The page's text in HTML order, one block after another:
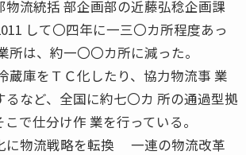
物流統括 部企画部の近藤弘稔企画課
して〇四年に一三〇カ所程度あっ
所は、約一〇〇カ所に減った。
蔵庫をＴＣ化したり、協力物流事 業
など、全国に約七〇カ 所の通過型拠
で仕分け作 業を行っている。
に物流戦略を転換 一連の物流改革